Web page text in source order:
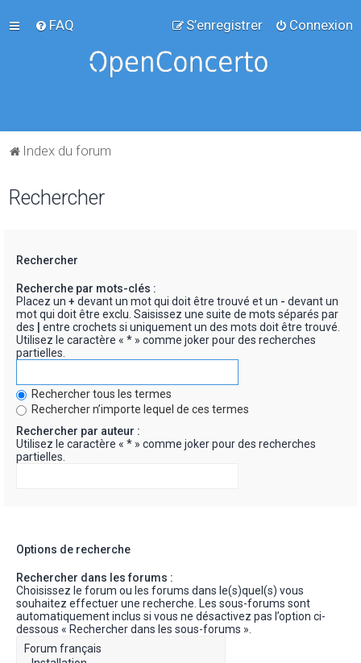
FAQ Connexion
S’enregistrer
Index du forum
Rechercher
Rechercher
Recherche par mots-clés :
Placez un + devant un mot qui doit être trouvé et un - devant un
mot qui doit être exclu. Saisissez une suite de mots séparés par
des
entre crochets si uniquement un des mots doit être trouvé.
Utilisez le caractère « * » comme joker pour des recherches
partielles.
Rechercher tous les termes
Rechercher n’importe lequel de ces termes
Rechercher par auteur :
Utilisez le caractère « * » comme joker pour des recherches
partielles.
Options de recherche
Rechercher dans les forums :
Choisissez le forum ou les forums dans le(s)quel(s) vous
souhaitez effectuer une recherche. Les sous-forums sont
automatiquement inclus si vous ne désactivez pas l’option ci-
dessous « Rechercher dans les sous-forums ».